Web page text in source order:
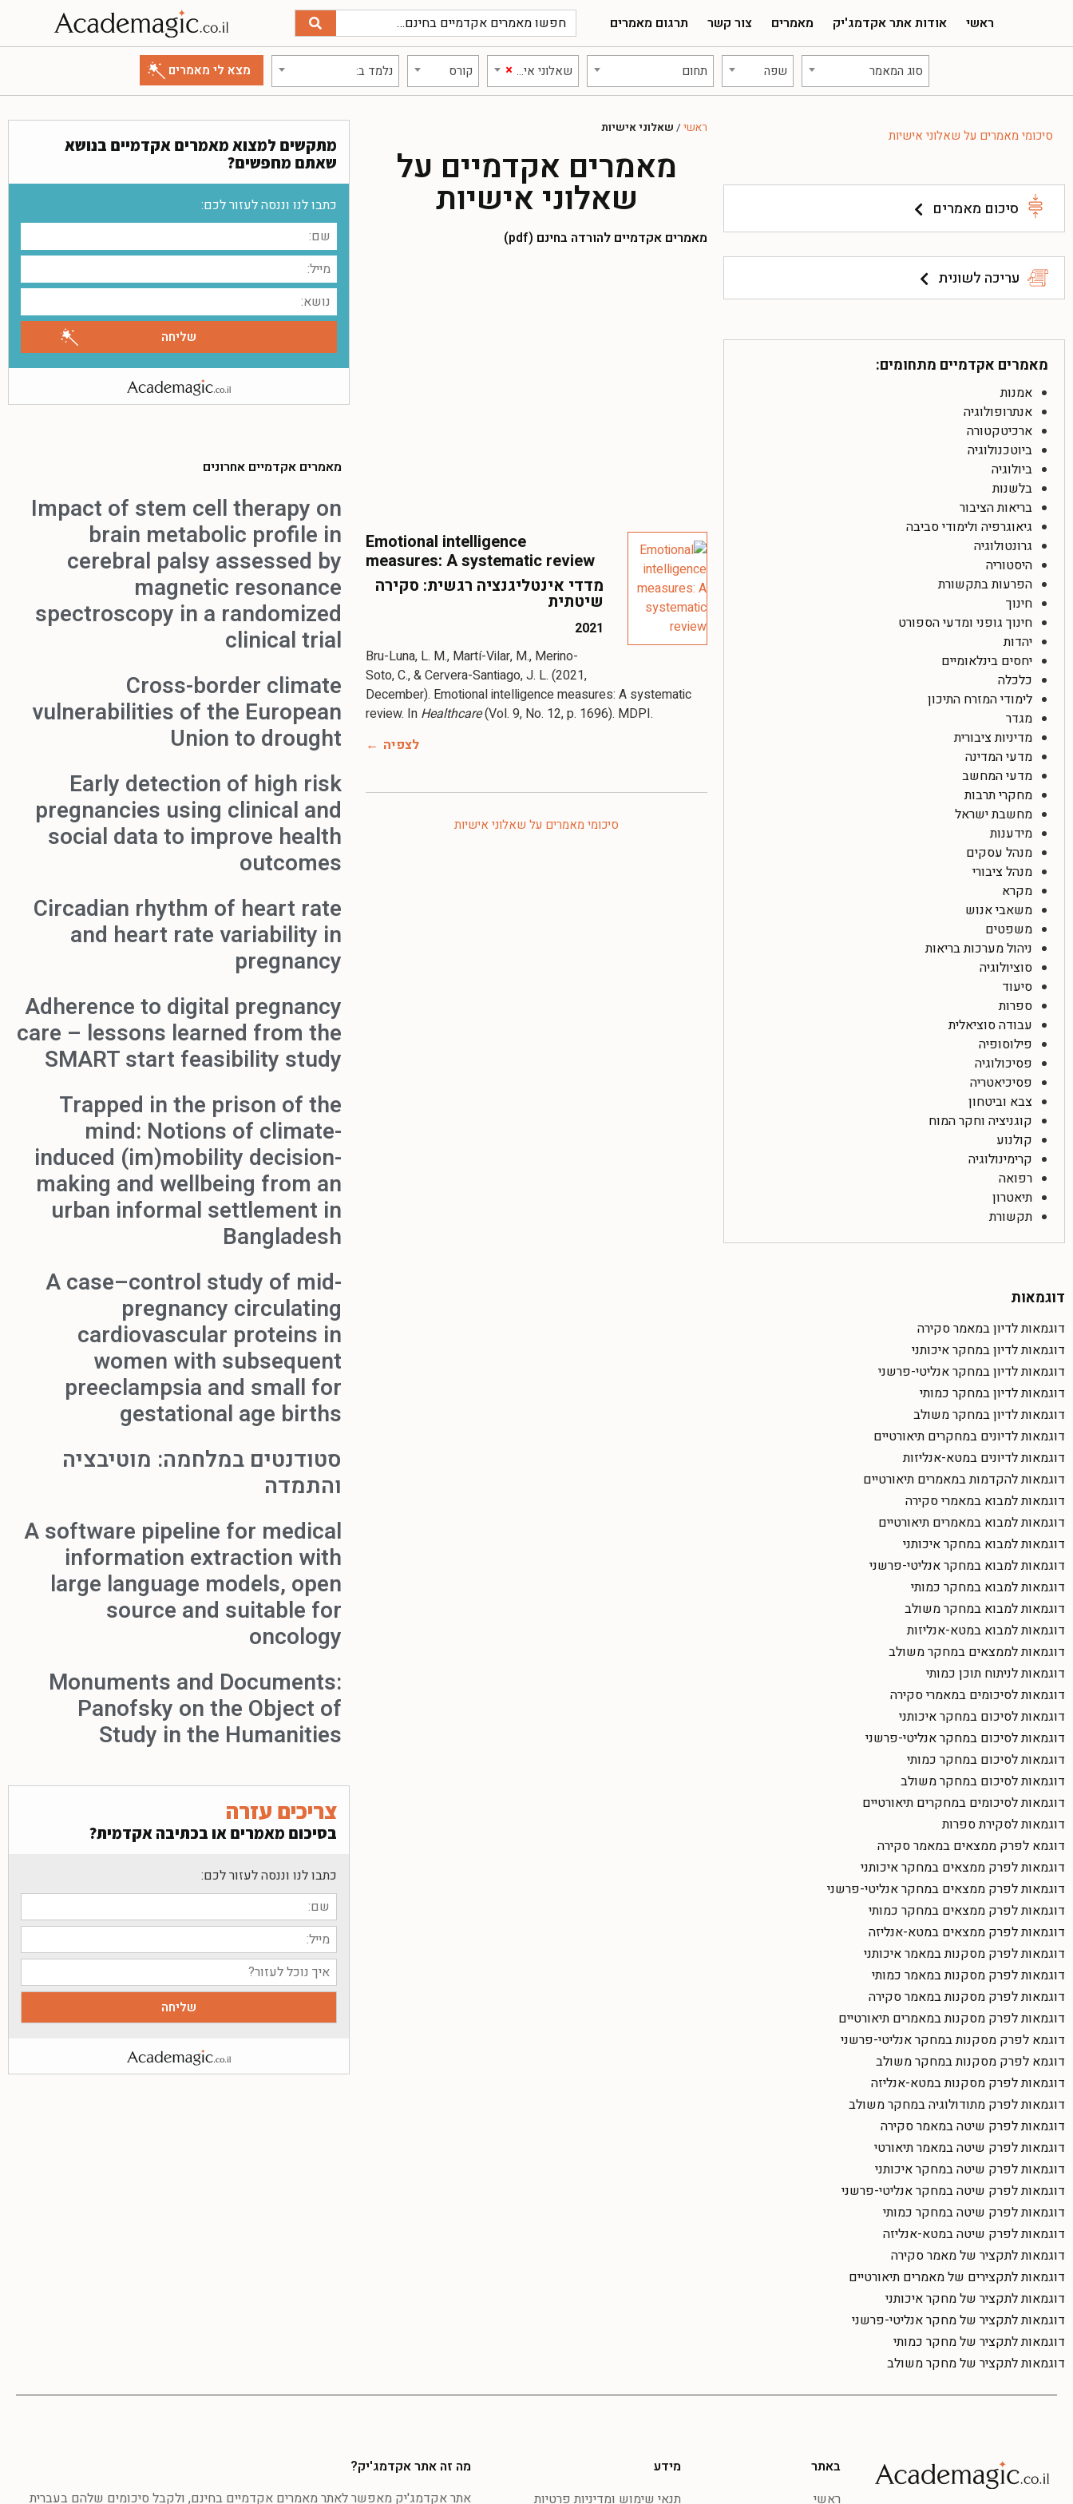
ראשי אודות אתר אקדמג'יק מאמרים צור קשר תרגום מאמרים
סוג המאמר שפה תחום × שאלוני אישיות קורס נלמד ב:
סיכומי מאמרים על שאלוני אישיות
סיכום מאמרים
עריכה לשונית
מאמרים אקדמיים מתחומים:
אמנות
אנתרופולוגיה
ארכיטקטורה
ביוטכנולוגיה
ביולוגיה
בלשנות
בריאות הציבור
גיאוגרפיה ולימודי סביבה
גרונטולוגיה
היסטוריה
הפרעות בתקשורת
חינוך
חינוך גופני ומדעי הספורט
יהדות
יחסים בינלאומיים
כלכלה
לימודי המזרח התיכון
מגדר
מדיניות ציבורית
מדעי המדינה
מדעי המחשב
מחקרי תרבות
מחשבת ישראל
מידענות
מנהל עסקים
מנהל ציבורי
מקרא
משאבי אנוש
משפטים
ניהול מערכות בריאות
סוציולוגיה
סיעוד
ספרות
עבודה סוציאלית
פילוסופיה
פסיכולוגיה
פסיכיאטריה
צבא וביטחון
קוגניציה וחקר המוח
קולנוע
קרימינולוגיה
רפואה
תיאטרון
תקשורת
דוגמאות
דוגמאות לדיון במאמר סקירה
דוגמאות לדיון במחקר איכותני
דוגמאות לדיון במחקר אנליטי-פרשני
דוגמאות לדיון במחקר כמותי
דוגמאות לדיון במחקר משולב
דוגמאות לדיונים במחקרים תיאורטיים
דוגמאות לדיונים במטא-אנליזות
דוגמאות להקדמות במאמרים תיאורטיים
דוגמאות למבוא במאמרי סקירה
דוגמאות למבוא במאמרים תיאורטיים
דוגמאות למבוא במחקר איכותני
דוגמאות למבוא במחקר אנליטי-פרשני
דוגמאות למבוא במחקר כמותי
דוגמאות למבוא במחקר משולב
דוגמאות למבוא במטא-אנליזות
דוגמאות לממצאים במחקר משולב
דוגמאות לניתוח תוכן כמותי
דוגמאות לסיכומים במאמרי סקירה
דוגמאות לסיכום במחקר איכותני
דוגמאות לסיכום במחקר אנליטי-פרשני
דוגמאות לסיכום במחקר כמותי
דוגמאות לסיכום במחקר משולב
דוגמאות לסיכומים במחקרים תיאורטיים
דוגמאות לסקירת ספרות
דוגמא לפרק ממצאים במאמר סקירה
דוגמאות לפרק ממצאים במחקר איכותני
דוגמאות לפרק ממצאים במחקר אנליטי-פרשני
דוגמאות לפרק ממצאים במחקר כמותי
דוגמאות לפרק ממצאים במטא-אנליזה
דוגמאות לפרק מסקנות במאמר איכותני
דוגמאות לפרק מסקנות במאמר כמותי
דוגמאות לפרק מסקנות במאמר סקירה
דוגמאות לפרק מסקנות במאמרים תיאורטיים
דוגמא לפרק מסקנות במחקר אנליטי-פרשני
דוגמא לפרק מסקנות במחקר משולב
דוגמאות לפרק מסקנות במטא-אנליזה
דוגמאות לפרק מתודולוגיה במחקר משולב
דוגמאות לפרק שיטה במאמר סקירה
דוגמאות לפרק שיטה במאמר תיאורטי
דוגמאות לפרק שיטה במחקר איכותני
דוגמאות לפרק שיטה במחקר אנליטי-פרשני
דוגמאות לפרק שיטה במחקר כמותי
דוגמאות לפרק שיטה במטא-אנליזה
דוגמאות לתקציר של מאמר סקירה
דוגמאות לתקצירים של מאמרים תיאורטיים
דוגמאות לתקציר של מחקר איכותני
דוגמאות לתקציר של מחקר אנליטי-פרשני
דוגמאות לתקציר של מחקר כמותי
דוגמאות לתקציר של מחקר משולב
ראשי/ שאלוני אישיות
מאמרים אקדמיים על
שאלוני אישיות
מאמרים אקדמיים להורדה בחינם (pdf)
Emotional intelligence
measures: A systematic review
מדדי אינטליגנציה רגשית: סקירה
שיטתית
2021
Bru-Luna, L. M., Martí-Vilar, M., Merino-
Soto, C., & Cervera-Santiago, J. L. (2021,
December). Emotional intelligence measures: A systematic
review. In Healthcare(Vol. 9, No. 12, p. 1696). MDPI.
לצפיה
סיכומי מאמרים על שאלוני אישיות
מתקשים למצוא מאמרים אקדמיים בנושא
שאתם מחפשים?
כתבו לנו וננסה לעזור לכם:
מאמרים אקדמיים אחרונים
Impact of stem cell therapy on
brain metabolic profile in
cerebral palsy assessed by
magnetic resonance
spectroscopy in a randomized
clinical trial
Cross-border climate
vulnerabilities of the European
Union to drought
Early detection of high risk
pregnancies using clinical and
social data to improve health
outcomes
Circadian rhythm of heart rate
and heart rate variability in
pregnancy
Adherence to digital pregnancy
care – lessons learned from the
SMART start feasibility study
Trapped in the prison of the
mind: Notions of climate-
induced (im)mobility decision-
making and wellbeing from an
urban informal settlement in
Bangladesh
A case–control study of mid-
pregnancy circulating
cardiovascular proteins in
women with subsequent
preeclampsia and small for
gestational age births
סטודנטים במלחמה: מוטיבציה
והתמדה
A software pipeline for medical
information extraction with
large language models, open
source and suitable for
oncology
Monuments and Documents:
Panofsky on the Object of
Study in the Humanities
צריכים עזרה
בסיכום מאמרים או בכתיבה אקדמית?
כתבו לנו וננסה לעזור לכם:
באתר
ראשי
מידע
תנאי שימוש ומדיניות פרטיות
מה זה אתר אקדמג'יק?
אתר אקדמג'יק מאפשר לאתר מאמרים אקדמיים בחינם, ולקבל סיכומים שלהם בעברית